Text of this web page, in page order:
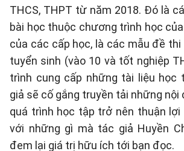
THCS, THPT từ năm 2018. Đó là
bài học thuộc chương trình học
của các cấp học, là các mẫu đề
tuyển sinh (vào 10 và tốt nghiệp
trình cung cấp những tài liệu học
giả sẽ cố gắng truyền tải những nội
quá trình học tập trở nên thuận lợi
với những gì mà tác giả Huyền
đem lại giá trị hữu ích tới bạn đọc.